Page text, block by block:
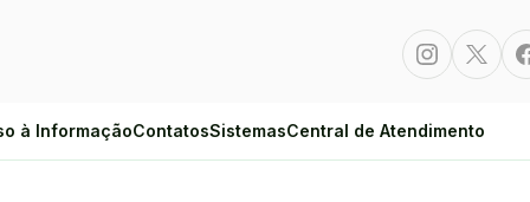
Instagram
à InformaçãoContatosSistemasCentral de Atendimento